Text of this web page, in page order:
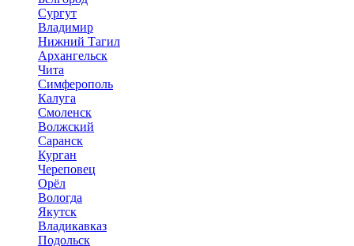
Сургут
Владимир
Нижний Тагил
Архангельск
Чита
Симферополь
Калуга
Смоленск
Волжский
Саранск
Курган
Череповец
Орёл
Вологда
Якутск
Владикавказ
Подольск